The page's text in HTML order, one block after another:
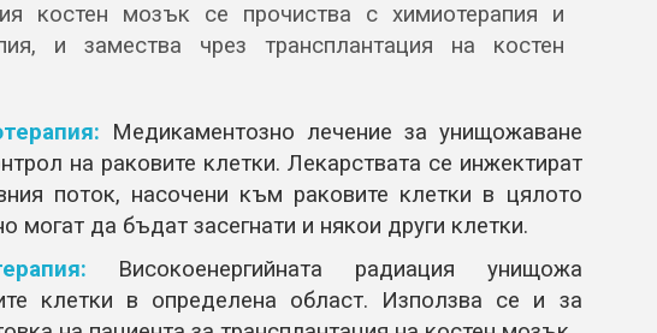
костен мозък се прочиства с химиотерапия и
и замества чрез трансплантация на костен
Медикаментозно лечение за унищожаване
на раковите клетки. Лекарствата се инжектират
поток, насочени към раковите клетки в цялото
могат да бъдат засегнати и някои други клетки.
Високоенергийната радиация унищожа
клетки в определена област. Използва се и за